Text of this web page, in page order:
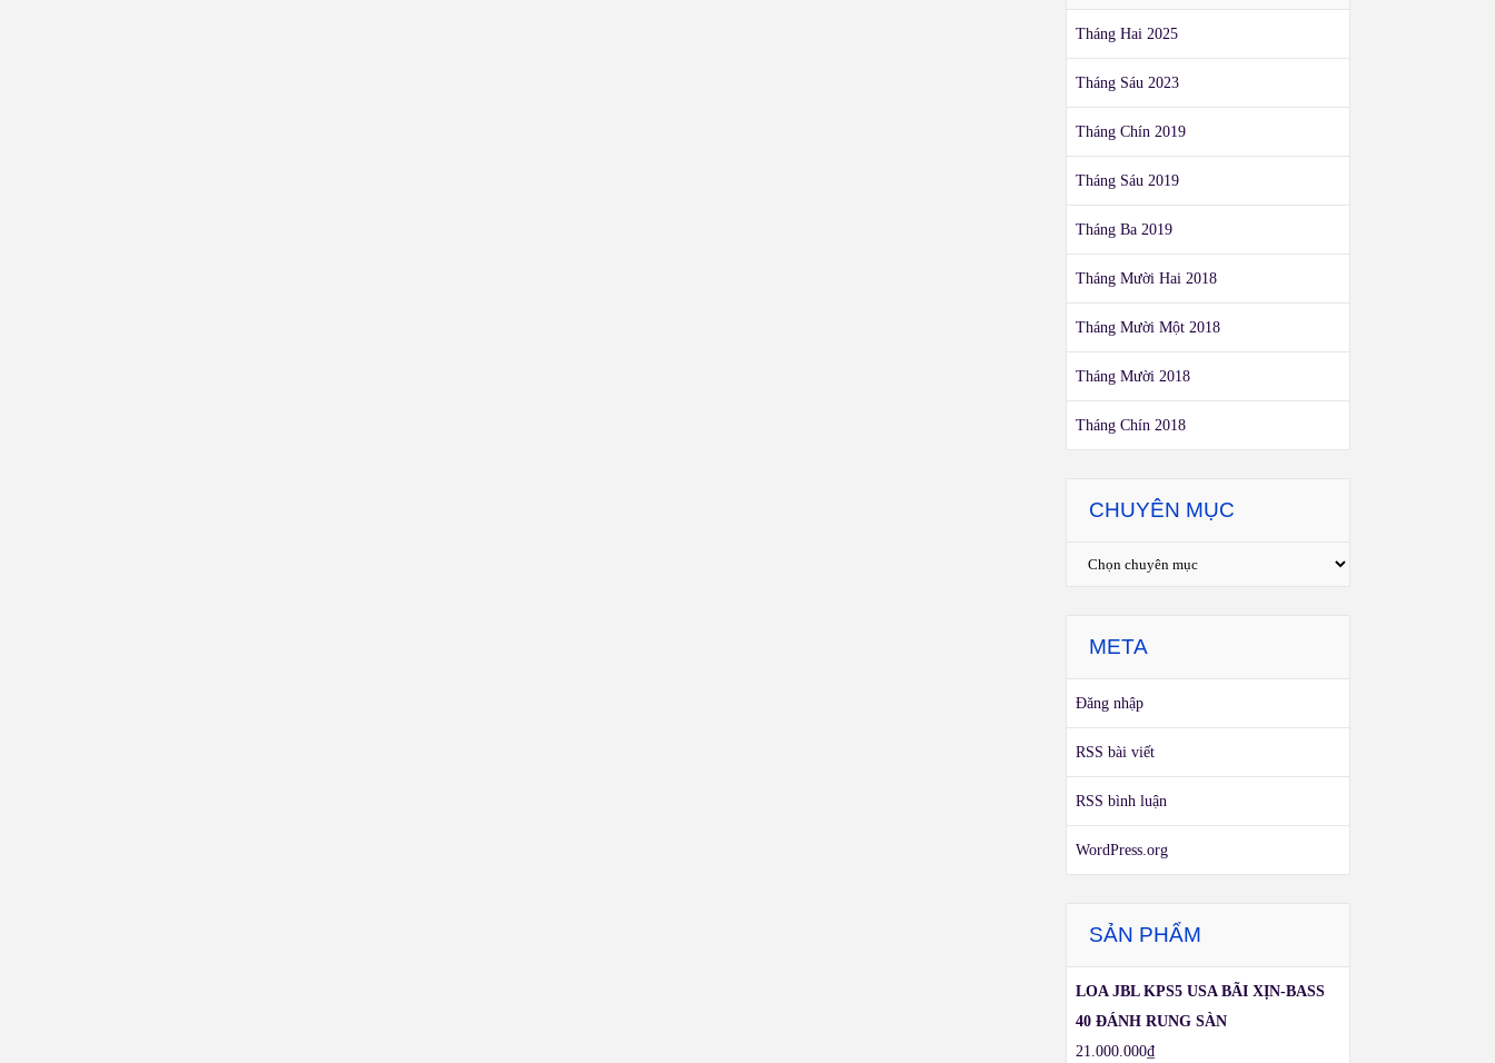
Tháng Hai 2025
Tháng Sáu 2023
Tháng Chín 2019
Tháng Sáu 2019
Tháng Ba 2019
Tháng Mười Hai 2018
Tháng Mười Một 2018
Tháng Mười 2018
Tháng Chín 2018
CHUYÊN MỤC
META
Đăng nhập
RSS bài viết
RSS bình luận
WordPress.org
SẢN PHẨM
LOA JBL KPS5 USA BÃI XỊN-BASS
40 ĐÁNH RUNG SÀN
21.000.000₫